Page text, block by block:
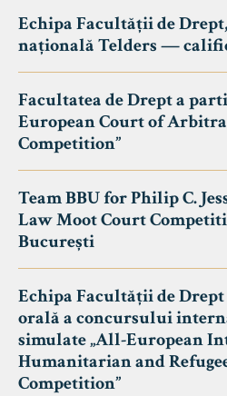
Echipa Facultății de
națională Telders —
Facultatea de Drept a
European Court of
Competition”
Team BBU for Philip C.
Law Moot Court
București
Echipa Facultății de
orală a concursului
simulate „All-European
Humanitarian and
Competition”